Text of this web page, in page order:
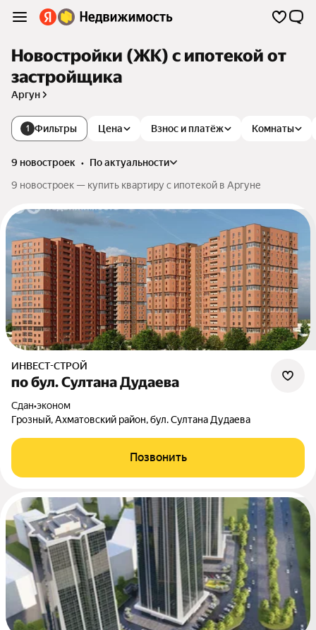
Новостройки (ЖК) с ипотекой от
застройщика
Аргун
1 Фильтры Цена Взнос и платёж Комнаты
9 новостроек •
по актуальности
9 новостроек — купить квартиру с ипотекой в Аргуне
ИНВЕСТ-СТРОЙ
по бул. Султана Дудаева
Сдан•эконом
Грозный, Ахматовский район, бул. Султана Дудаева
Позвонить